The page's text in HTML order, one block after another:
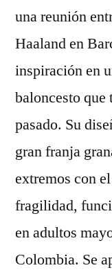
una reunión
Haaland en
inspiración en
baloncesto
pasado. Su
gran franja
extremos con
fragilidad,
en adultos
Colombia. Se